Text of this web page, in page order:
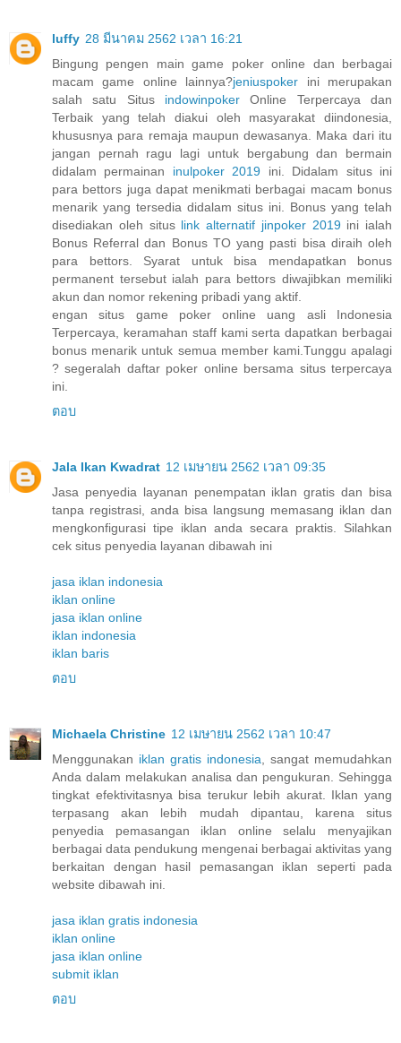
luffy 28 มีนาคม 2562 เวลา 16:21
Bingung pengen main game poker online dan berbagai
macam game online lainnya?jeniuspoker ini merupakan
salah satu Situs indowinpoker Online Terpercaya dan
Terbaik yang telah diakui oleh masyarakat diindonesia,
khususnya para remaja maupun dewasanya. Maka dari itu
jangan pernah ragu lagi untuk bergabung dan bermain
didalam permainan inulpoker 2019 ini. Didalam situs ini
para bettors juga dapat menikmati berbagai macam bonus
menarik yang tersedia didalam situs ini. Bonus yang telah
disediakan oleh situs link alternatif jinpoker 2019ini ialah
Bonus Referral dan Bonus TO yang pasti bisa diraih oleh
para bettors. Syarat untuk bisa mendapatkan bonus
permanent tersebut ialah para bettors diwajibkan memiliki
akun dan nomor rekening pribadi yang aktif.
engan situs game poker online uang asli Indonesia
Terpercaya, keramahan staff kami serta dapatkan berbagai
bonus menarik untuk semua member kami.Tunggu apalagi
? segeralah daftar poker online bersama situs terpercaya
ini.
ตอบ
Jala Ikan Kwadrat 12 เมษายน 2562 เวลา 09:35
Jasa penyedia layanan penempatan iklan gratis dan bisa
tanpa registrasi, anda bisa langsung memasang iklan dan
mengkonfigurasi tipe iklan anda secara praktis. Silahkan
cek situs penyedia layanan dibawah ini
jasa iklan indonesia
iklan online
jasa iklan online
iklan indonesia
iklan baris
ตอบ
Michaela Christine 12 เมษายน 2562 เวลา 10:47
Menggunakan iklan gratis indonesia , sangat memudahkan
Anda dalam melakukan analisa dan pengukuran. Sehingga
tingkat efektivitasnya bisa terukur lebih akurat. Iklan yang
terpasang akan lebih mudah dipantau, karena situs
penyedia pemasangan iklan online selalu menyajikan
berbagai data pendukung mengenai berbagai aktivitas yang
berkaitan dengan hasil pemasangan iklan seperti pada
website dibawah ini.
jasa iklan gratis indonesia
iklan online
jasa iklan online
submit iklan
ตอบ